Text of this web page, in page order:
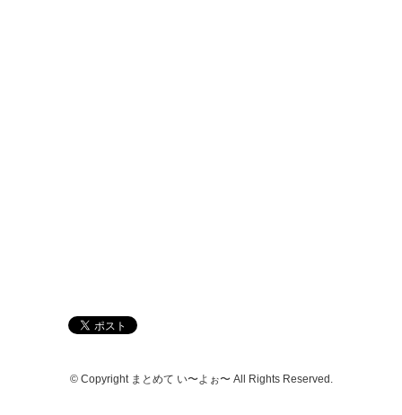
© Copyright まとめて い〜よぉ〜 All Rights Reserved.